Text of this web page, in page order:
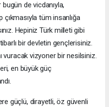
de vicdanıyla,
tüm insanlığa
Hepiniz Türk milleti gibi
bir devletin gençlerisiniz.
vuracak vizyoner bir nesilsiniz.
en büyük güç
güçlü, dirayetli, öz güvenli